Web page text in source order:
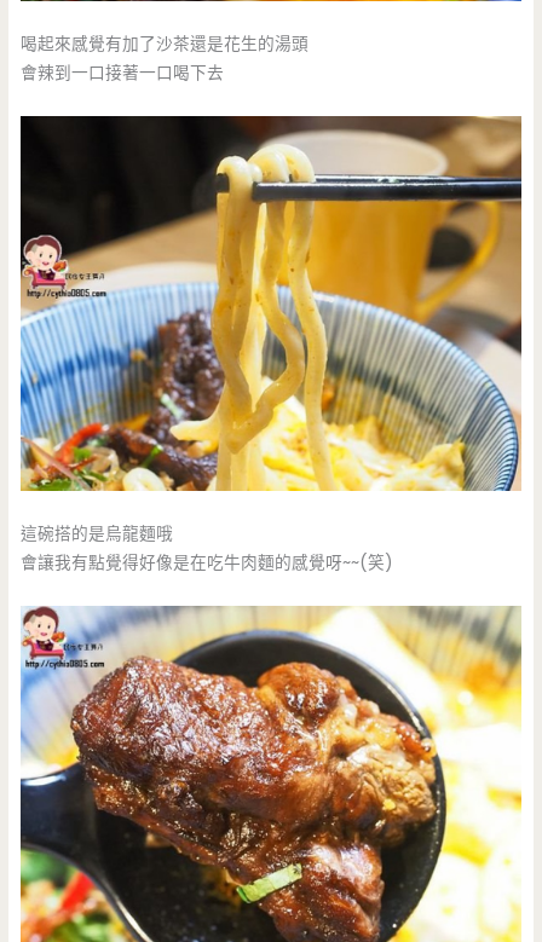
喝起來感覺有加了沙茶還是花生的湯頭
會辣到一口接著一口喝下去
這碗搭的是烏龍麵哦
會讓我有點覺得好像是在吃牛肉麵的感覺呀~~(笑)